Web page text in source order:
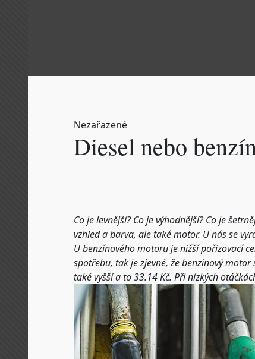
Nezařazené
Diesel nebo
Co je levnější? Co je výhodnější? Co je
vzhled a barva, ale také motor. U nás se
U benzínového motoru je nižší pořizovací
spotřebu, tak je zjevné, že benzínový
také vyšší a to 33.14 Kč. Při nízkých